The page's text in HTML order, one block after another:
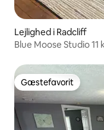
Lejlighed i Radcliff
Blue Moose Studio
Gæstefavorit
Gæstefavorit